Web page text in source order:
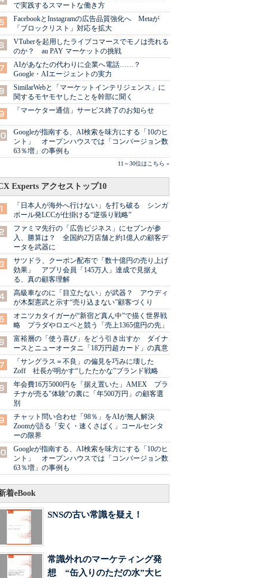
で実践するスマートな働き方
FacebookとInstagramの広告品質強化へ Metaが
「ブロックリスト」対応を拡大
VTuberを起用したライブコマースでモノは売れる
のか？ au PAY マーケットの挑戦
AIがあなたの代わりに企業へ電話……？
Google・AIエージェントの実力
SimilarWebと「マーケットインテリジェンス」に
関するモヤモヤしたことを幹部に聞く
「マーケター通信」サービス終了のお知らせ
Googleが指南する、AI検索を味方にする「10のヒ
ント」 オープンハウスでは「コンバージョン数
63％増」の事例も
11～30位はこちら »
Experts アクセストップ10
「日本人が海外へ行けない」を打ち破る シンガ
ポール発LCCが仕掛ける“逆張り戦略”
ファミマ先行の「広告ビジネス」にセブンが参
入、勝算は？ 全国約2万店舗と約1億人の顧客デ
ータを武器に
サツドラ、クーポン配布で「数十億円の売り上げ
効果」 アプリ会員「145万人」達成で見据え
る、真の顧客理解
高級車なのに「目立たない」が武器？ アウディ
が木梨憲武と示す“売り込まない”顧客づくり
オニツカタイガーが“新宿ど真ん中”で描く世界戦
略 プラダやロエベと競う「売上1365億円の先」
富裕層の「使う喜び」をどう引き出すか ダイナ
ースとニューオータニ「18万円超カード」の真意
「サングラス＝不良」の偏見を巧みに壊した
Zoff 社長が明かす“したたかな”ブランド戦略
年会費16万5000円を「据え置いた」AMEX プラ
チナが売る"体験"の裏に「年500万円」の顧客選
別
チャット問い合わせ「98％」をAIが無人解決
Zoomが語る「安く・速くさばく」コールセンタ
ーの限界
Googleが指南する、AI検索を味方にする「10のヒ
ント」 オープンハウスでは「コンバージョン数
63％増」の事例も
着eBook
SNSの古い常識を疑え！
常識外れのマーケティング発
想 “缶入りのただの水”大ヒ